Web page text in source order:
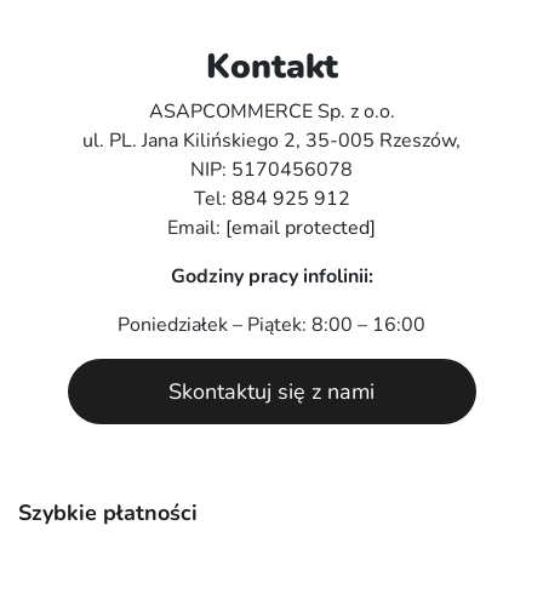
Szybkie płatności
Kontakt
ASAPCOMMERCE Sp. z o.o.
ul. PL. Jana Kilińskiego 2, 35-005 Rzeszów,
NIP: 5170456078
Tel: 884 925 912
Email: [email protected]
Godziny pracy infolinii:
Poniedziałek – Piątek: 8:00 – 16:00
Skontaktuj się z nami